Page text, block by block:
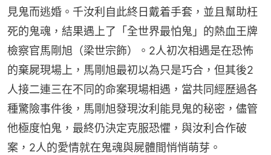
見鬼而逃婚。千汝利自此終日戴着手套，並且幫助枉
死的鬼魂，結果遇上了「全世界最怕鬼」的熱血王牌
檢察官馬剛旭（梁世宗飾）。2人初次相遇是在恐怖
的棄屍現場上，馬剛旭最初以為只是巧合，但其後2
人接二連三在不同的命案現場相遇，當共同經歷過各
種驚險事件後，馬剛旭發現汝利能見鬼的秘密，儘管
他極度怕鬼，最終仍決定克服恐懼，與汝利合作破
案，2人的愛情就在鬼魂與屍體間悄悄萌芽。